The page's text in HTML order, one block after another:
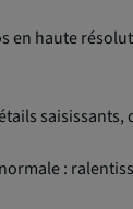
haute
: